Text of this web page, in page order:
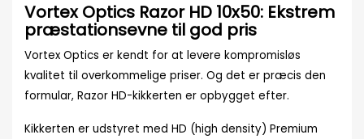
Vortex Optics Razor HD 10x50: Ekstrem
præstationsevne til god pris
Vortex Optics er kendt for at levere kompromisløs
kvalitet til overkommelige priser. Og det er præcis den
formular, Razor HD-kikkerten er opbygget efter.
Kikkerten er udstyret med HD (high density) Premium